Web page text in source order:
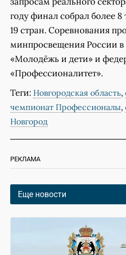
году финал собрал более 8
19 стран. Соревнования
минпросвещения России в
«Молодёжь и дети» и
«Профессионалитет».
Теги: Новгородская область,
чемпионат Профессионалы,
Новгород
РЕКЛАМА
Еще новости